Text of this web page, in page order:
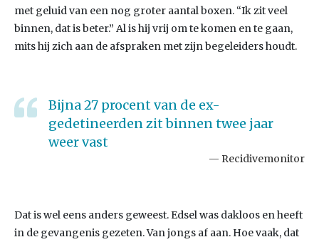
met geluid van een nog groter aantal boxen. “Ik zit veel
binnen, dat is beter.” Al is hij vrij om te komen en te gaan,
mits hij zich aan de afspraken met zijn begeleiders houdt.
Bijna 27 procent van de ex-
gedetineerden zit binnen twee jaar
weer vast
Recidivemonitor
Dat is wel eens anders geweest. Edsel was dakloos en heeft
in de gevangenis gezeten. Van jongs af aan. Hoe vaak, dat